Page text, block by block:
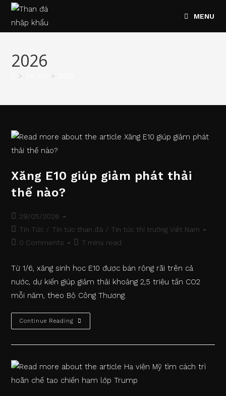
Skip
content
MENU
2026
> >
Xăng E10 giúp giảm phát thải
thế nào?
Post
published:
29/05/2026
Post
category:
Tin Tức / Tin tức than đá / Tin tức thị trường Việt Nam
Post0 Comments
Reading
7 mins read
Từ 1/6, xăng sinh học E10 được bán rộng rãi trên cả
nước, dự kiến giúp giảm thải khoảng 2,5 triệu tấn CO2
mỗi năm, theo Bộ Công Thương.
Continue Reading
Xăng
E10
Thế
Nào?